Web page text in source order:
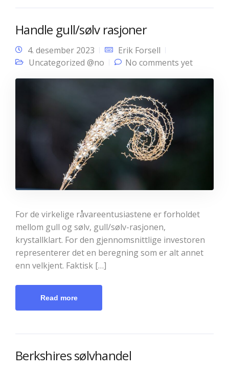
Handle gull/sølv rasjoner
4. desember 2023
Erik Forsell
Uncategorized @no
No comments yet
For de virkelige råvareentusiastene er forholdet
mellom gull og sølv, gull/sølv-rasjonen,
krystallklart. For den gjennomsnittlige investoren
representerer det en beregning som er alt annet
enn velkjent. Faktisk […]
Read more
Berkshires sølvhandel